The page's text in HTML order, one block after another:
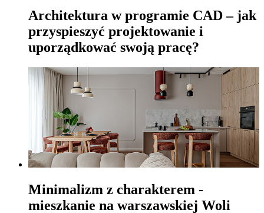
Architektura w programie CAD – jak
przyspieszyć projektowanie i
uporządkować swoją pracę?
Minimalizm z charakterem -
mieszkanie na warszawskiej Woli